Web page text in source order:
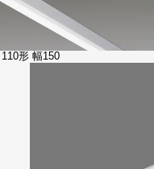
形 幅150